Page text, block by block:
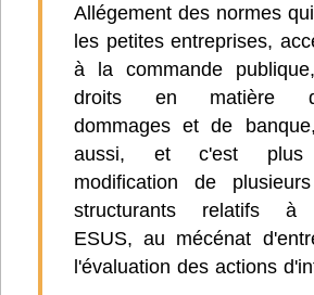
Allégement des normes
les petites entreprises,
à la commande
droits en matière
dommages et de
aussi, et c'est plus
modification de
structurants relatifs à
ESUS, au mécénat
l'évaluation des actions